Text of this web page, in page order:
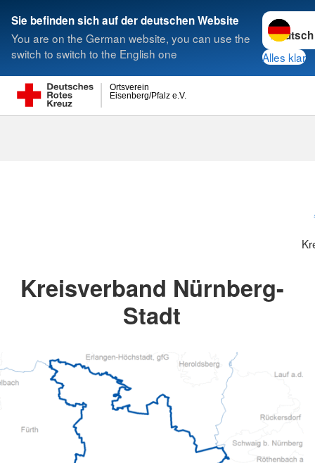
Sie befinden sich auf der deutschen Website
You are on the German website, you can use the
switch to switch to the English one
Sprache
Alles klar
Eisenberg/Pfalz e.V.
Ortsverein
Suche
Kreisverband Nürnberg-
Stadt